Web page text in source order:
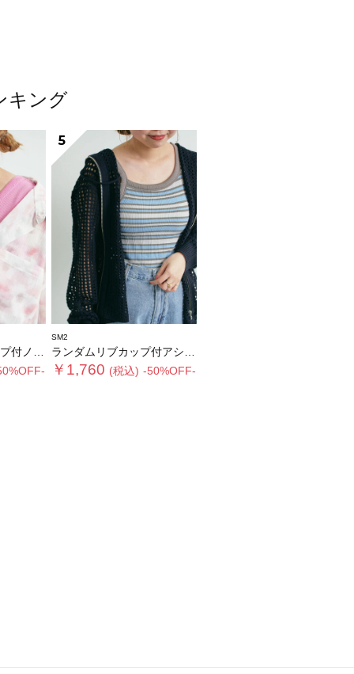
キング
リーブ
5
SM2
ランダムリブカップ付アシメキャミソール
￥1,760 (税込) -50%OFF-